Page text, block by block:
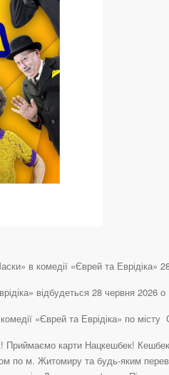
в комедії «Єврей та Еврідіка»
відбудеться 28 червня
«Єврей та Еврідіка» по
Приймаємо карти Нацкешбек!
по м. Житомиру та будь-яким